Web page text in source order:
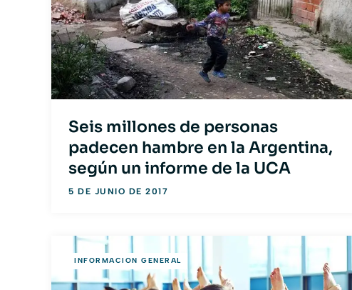
Seis millones de personas
padecen hambre en la Argentina,
según un informe de la UCA
5 DE JUNIO DE 2017
INFORMACION GENERAL